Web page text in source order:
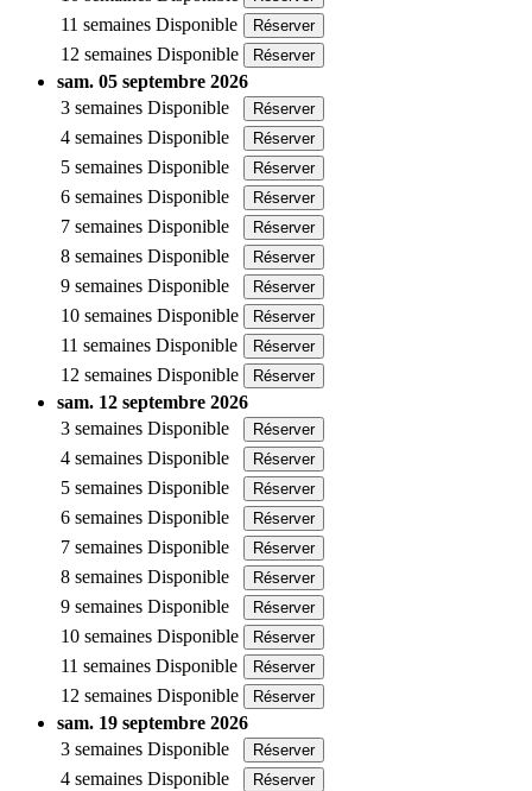
11 semaines Disponible Réserver
12 semaines Disponible Réserver
sam. 05 septembre 2026
3 semaines Disponible Réserver
4 semaines Disponible Réserver
5 semaines Disponible Réserver
6 semaines Disponible Réserver
7 semaines Disponible Réserver
8 semaines Disponible Réserver
9 semaines Disponible Réserver
10 semaines Disponible Réserver
11 semaines Disponible Réserver
12 semaines Disponible Réserver
sam. 12 septembre 2026
3 semaines Disponible Réserver
4 semaines Disponible Réserver
5 semaines Disponible Réserver
6 semaines Disponible Réserver
7 semaines Disponible Réserver
8 semaines Disponible Réserver
9 semaines Disponible Réserver
10 semaines Disponible Réserver
11 semaines Disponible Réserver
12 semaines Disponible Réserver
sam. 19 septembre 2026
3 semaines Disponible Réserver
4 semaines Disponible Réserver